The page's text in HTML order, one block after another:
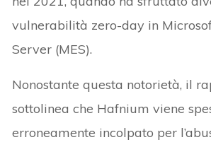
vulnerabilità zero-day in
Server (MES).
Nonostante questa notorietà, il
sottolinea che Hafnium viene
erroneamente incolpato per